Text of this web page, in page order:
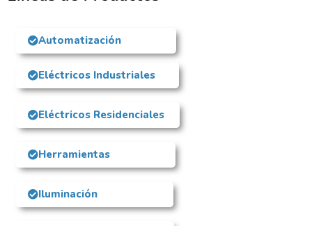
Automatización
Eléctricos Industriales
Eléctricos Residenciales
Herramientas
Iluminación